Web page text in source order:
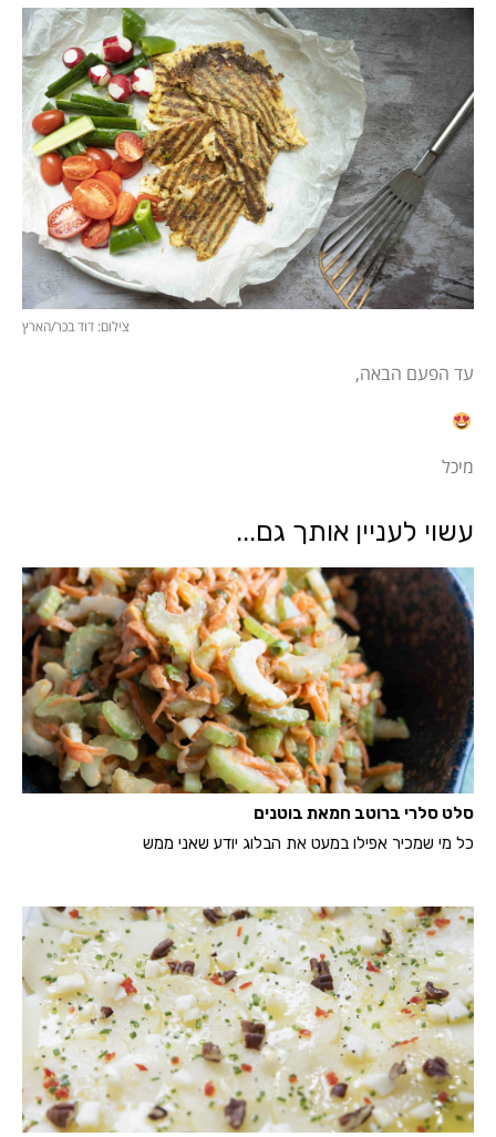
צילום: דוד בכר/הארץ
עד הפעם הבאה,
מיכל
עשוי לעניין אותך גם...
סלט סלרי ברוטב חמאת בוטנים
כל מי שמכיר אפילו במעט את הבלוג יודע שאני ממש